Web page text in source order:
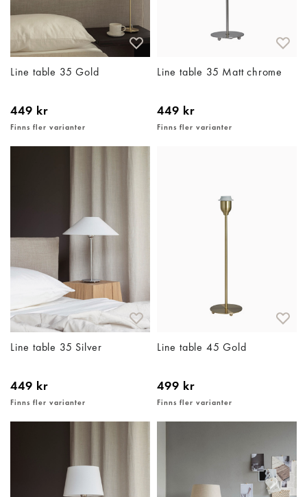
Line table 35 Gold
449 kr
Finns fler varianter
Line table 35 Matt chrome
449 kr
Finns fler varianter
Line table 35 Silver
449 kr
Finns fler varianter
Line table 45 Gold
499 kr
Finns fler varianter